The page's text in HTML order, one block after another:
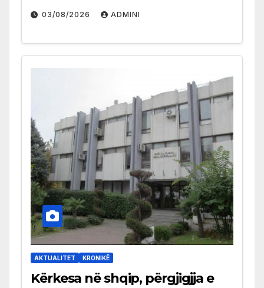
03/08/2026 ADMINI
AKTUALITET KRONIKË
Kërkesa në shqip, përgjigjja e